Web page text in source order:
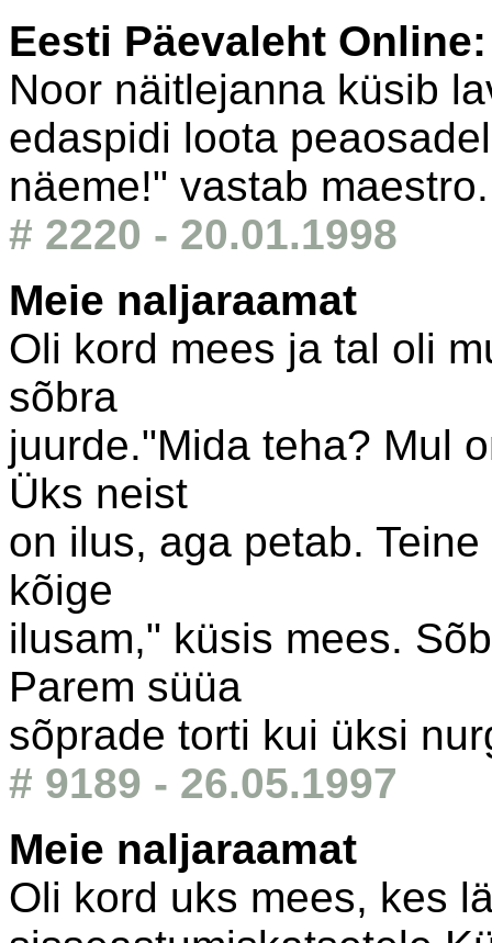
Eesti Päevaleht
Noor näitlejanna küsib
edaspidi loota
näeme!" vastab maestro.
# 2220 - 20.01.1998
Meie naljaraamat
Oli kord mees ja tal oli
sõbra
juurde."Mida teha? Mul
Üks neist
on ilus, aga petab.
kõige
ilusam," küsis mees.
Parem süüa
sõprade torti kui üksi
# 9189 - 26.05.1997
Meie naljaraamat
Oli kord uks mees, kes